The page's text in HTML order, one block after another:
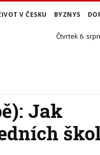
V ČESKU BYZNYS
Čtvrtek 6.
Jak
škol